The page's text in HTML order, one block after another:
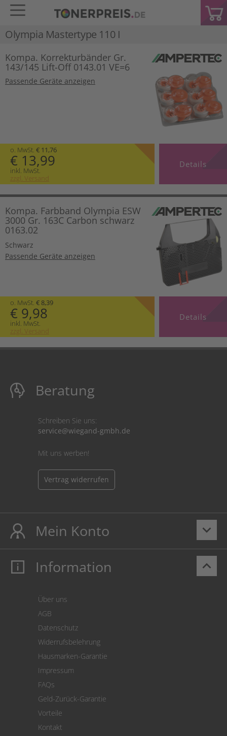
Olympia Mastertype 110 I
Kompa. Korrekturbänder Gr.
143/145 Lift-Off 0143.01 VE=6
Passende Geräte anzeigen
o. MwSt. € 11,76
€ 13,99
inkl. MwSt.
zzgl. Versand
Details
Kompa. Farbband Olympia ESW
3000 Gr. 163C Carbon schwarz
0163.02
Schwarz
Passende Geräte anzeigen
o. MwSt. € 8,39
€ 9,98
inkl. MwSt.
zzgl. Versand
Details
Beratung
Schreiben Sie uns:
service@wiegand-gmbh.de
Mit uns werben!
Vertrag widerrufen
keyboard_arrow_down
Mein Konto
Mein Konto
Cookie Einstellungen
keyboard_arrow_up
Information
Über uns
AGB
Datenschutz
Widerrufsbelehrung
Hausmarken-Garantie
Impressum
FAQs
Geld-Zurück-Garantie
Vorteile
Kontakt